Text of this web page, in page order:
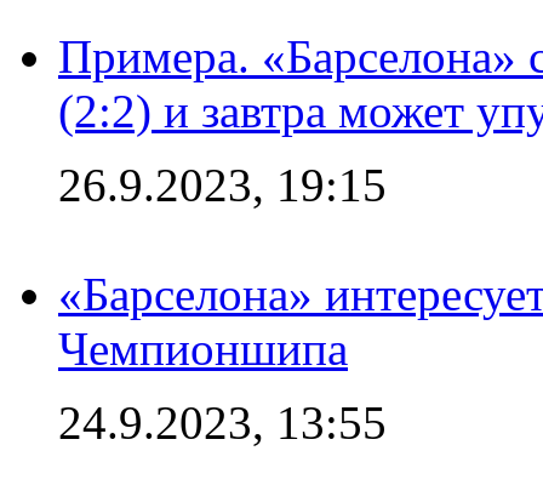
Примера. «Барселона»
(2:2) и завтра может
26.9.2023, 19:15
«Барселона»
Чемпионшипа
24.9.2023, 13:55